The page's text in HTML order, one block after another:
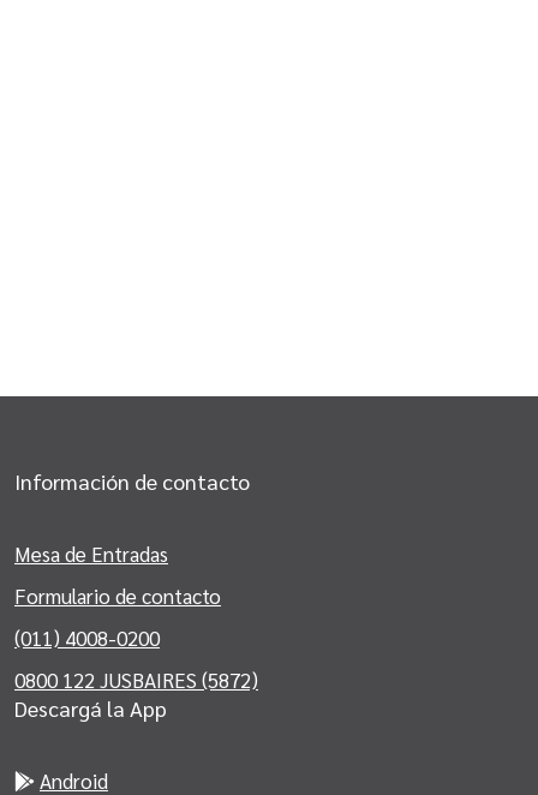
Información de contacto
Mesa de Entradas
Formulario de contacto
(011) 4008-0200
0800 122 JUSBAIRES (5872)
Descargá la App
Android